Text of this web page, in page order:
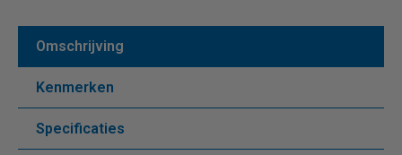
Omschrijving
Kenmerken
Specificaties